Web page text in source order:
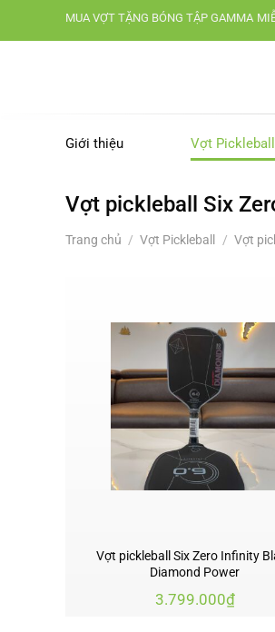
MUA VỢT TẶNG BÓNG TẬP GAMMA
Giới thiệu Vợt Pickleball
Vợt pickleball Six
Trang chủ / Vợt Pickleball / Vợt
Vợt pickleball Six Zero Infinity
Diamond Power
3.799.000₫